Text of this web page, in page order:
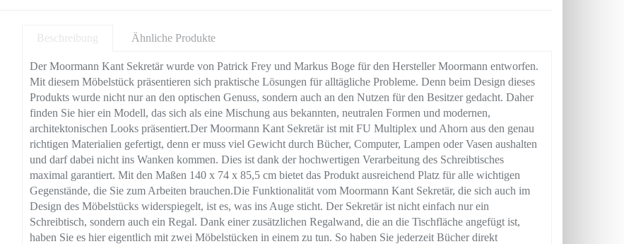
Beschreibung Ähnliche Produkte
Der Moormann Kant Sekretär wurde von Patrick Frey und Markus Boge für den Hersteller Moormann entworfen.
Mit diesem Möbelstück präsentieren sich praktische Lösungen für alltägliche Probleme. Denn beim Design dieses
Produkts wurde nicht nur an den optischen Genuss, sondern auch an den Nutzen für den Besitzer gedacht. Daher
finden Sie hier ein Modell, das sich als eine Mischung aus bekannten, neutralen Formen und modernen,
architektonischen Looks präsentiert.Der Moormann Kant Sekretär ist mit FU Multiplex und Ahorn aus den genau
richtigen Materialien gefertigt, denn er muss viel Gewicht durch Bücher, Computer, Lampen oder Vasen aushalten
und darf dabei nicht ins Wanken kommen. Dies ist dank der hochwertigen Verarbeitung des Schreibtisches
maximal garantiert. Mit den Maßen 140 x 74 x 85,5 cm bietet das Produkt ausreichend Platz für alle wichtigen
Gegenstände, die Sie zum Arbeiten brauchen.Die Funktionalität vom Moormann Kant Sekretär, die sich auch im
Design des Möbelstücks widerspiegelt, ist es, was ins Auge sticht. Der Sekretär ist nicht einfach nur ein
Schreibtisch, sondern auch ein Regal. Dank einer zusätzlichen Regalwand, die an die Tischfläche angefügt ist,
haben Sie es hier eigentlich mit zwei Möbelstücken in einem zu tun. So haben Sie jederzeit Bücher direkt